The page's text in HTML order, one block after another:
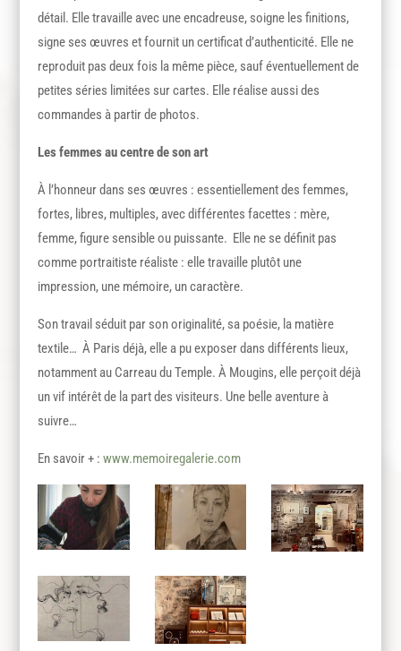
détail. Elle travaille avec une encadreuse, soigne les finitions,
signe ses œuvres et fournit un certificat d’authenticité. Elle ne
reproduit pas deux fois la même pièce, sauf éventuellement de
petites séries limitées sur cartes. Elle réalise aussi des
commandes à partir de photos.
Les femmes au centre de son art
À l’honneur dans ses œuvres : essentiellement des femmes,
fortes, libres, multiples, avec différentes facettes : mère,
femme, figure sensible ou puissante. Elle ne se définit pas
comme portraitiste réaliste : elle travaille plutôt une
impression, une mémoire, un caractère.
Son travail séduit par son originalité, sa poésie, la matière
textile… À Paris déjà, elle a pu exposer dans différents lieux,
notamment au Carreau du Temple. À Mougins, elle perçoit déjà
un vif intérêt de la part des visiteurs. Une belle aventure à
suivre…
En savoir + :www.memoiregalerie.com